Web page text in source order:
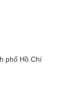
phố Hồ Chí